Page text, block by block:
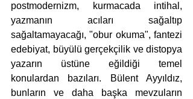
postmodernizm, kurmacada intihal,
yazmanın acıları sağaltıp
sağaltamayacağı, "obur okuma", fantezi
edebiyat, büyülü gerçekçilik ve distopya
yazarın üstüne eğildiği temel
konulardan bazıları. Bülent Ayyıldız,
bunların ve daha başka mevzuların